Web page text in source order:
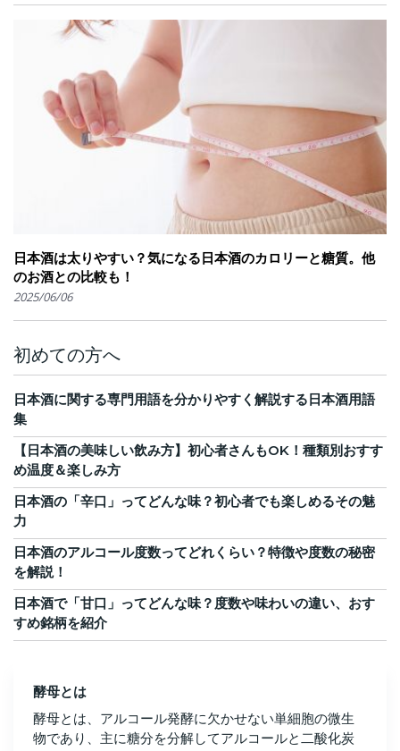
日本酒は太りやすい？気になる日本酒のカロリーと糖質。他
のお酒との比較も！
2025/06/06
初めての方へ
日本酒に関する専門用語を分かりやすく解説する日本酒用語
集
【日本酒の美味しい飲み方】初心者さんもOK！種類別おすす
め温度＆楽しみ方
日本酒の「辛口」ってどんな味？初心者でも楽しめるその魅
力
日本酒のアルコール度数ってどれくらい？特徴や度数の秘密
を解説！
日本酒で「甘口」ってどんな味？度数や味わいの違い、おす
すめ銘柄を紹介
酵母とは
酵母とは、アルコール発酵に欠かせない単細胞の微生
物であり、主に糖分を分解してアルコールと二酸化炭